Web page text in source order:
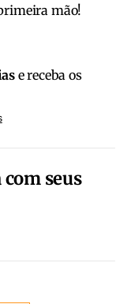
mão!
e receba os
seus